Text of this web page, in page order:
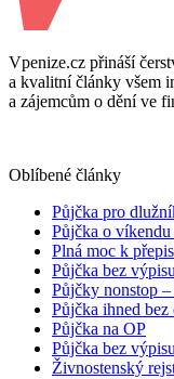
Vpenize.cz přináší
a kvalitní články všem
a zájemcům o dění ve
Oblíbené články
Půjčka pro
Půjčka o víkendu
Plná moc k
Půjčka bez
Půjčky nonstop
Půjčka ihned bez
Půjčka na OP
Půjčka bez
Živnostenský